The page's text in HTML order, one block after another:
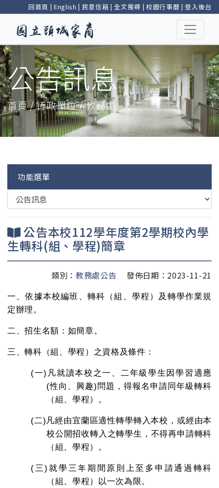
回首頁 | English | 民意信箱 |全文搜尋 | 校園行事曆 |登入後台
公告訊息
首頁 / 行政單位 / 教務處
功能選單
公告本校112學年度第2學期校內學
生轉科(組、學程)簡章
類別： 教務處公告 發佈日期：2023-11-21
一、依據本校編班、轉科（組、學程）及轉學作業規
定辦理。
二、招生名額：如簡章。
三、轉科（組、學程）之資格及條件：
(一) 凡就讀本校之一、二年級學生因學習適應
(性向、興趣) 問題，得報名申請同年級轉科
（組、學程）。
(二)凡經由宜蘭區適性轉學轉入本校，或經由本
校公開招收轉入之轉學生，不得再申請轉科
（組、學程）。
(三) 就學三年期間原則上至多申請通過轉科
（組、學程）以一次為限。